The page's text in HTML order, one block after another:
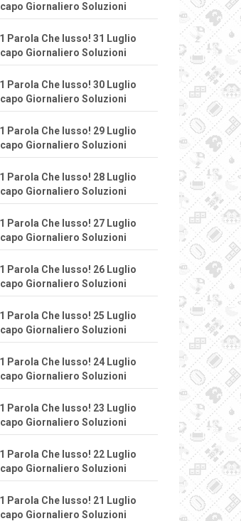
Giornaliero Soluzioni
Parola Che lusso! 31 Luglio
Giornaliero Soluzioni
Parola Che lusso! 30 Luglio
Giornaliero Soluzioni
Parola Che lusso! 29 Luglio
Giornaliero Soluzioni
Parola Che lusso! 28 Luglio
Giornaliero Soluzioni
Parola Che lusso! 27 Luglio
Giornaliero Soluzioni
Parola Che lusso! 26 Luglio
Giornaliero Soluzioni
Parola Che lusso! 25 Luglio
Giornaliero Soluzioni
Parola Che lusso! 24 Luglio
Giornaliero Soluzioni
Parola Che lusso! 23 Luglio
Giornaliero Soluzioni
Parola Che lusso! 22 Luglio
Giornaliero Soluzioni
Parola Che lusso! 21 Luglio
Giornaliero Soluzioni